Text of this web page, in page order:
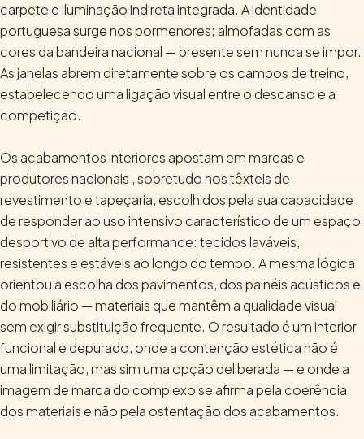
carpete e iluminação indireta integrada. A identidade
portuguesa surge nos pormenores; almofadas com as
cores da bandeira nacional — presente sem nunca se impor.
As janelas abrem diretamente sobre os campos de treino,
estabelecendo uma ligação visual entre o descanso e a
competição.
Os acabamentos interiores apostam em marcas e
produtores nacionais , sobretudo nos têxteis de
revestimento e tapeçaria, escolhidos pela sua capacidade
de responder ao uso intensivo característico de um espaço
desportivo de alta performance: tecidos laváveis,
resistentes e estáveis ao longo do tempo. A mesma lógica
orientou a escolha dos pavimentos, dos painéis acústicos e
do mobiliário — materiais que mantêm a qualidade visual
sem exigir substituição frequente. O resultado é um interior
funcional e depurado, onde a contenção estética não é
uma limitação, mas sim uma opção deliberada — e onde a
imagem de marca do complexo se afirma pela coerência
dos materiais e não pela ostentação dos acabamentos.